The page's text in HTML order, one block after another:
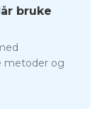
bruke
metoder og